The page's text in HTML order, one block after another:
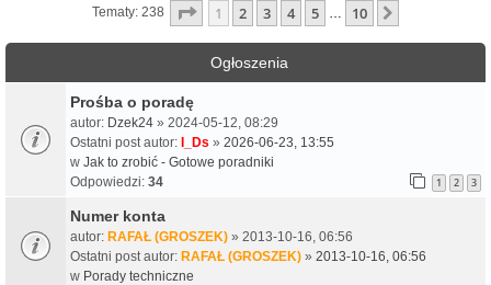
Tematy: 238 Strona z10
1 2 3 4 5 … 10
Ogłoszenia
Prośba o poradę
autor: Dzek24 » 2024-05-12, 08:29
Ostatni post autor: I_Ds » 2026-06-23, 13:55
w Jak to zrobić - Gotowe poradniki
Odpowiedzi: 34 1 2 3
Numer konta
autor: RAFAŁ (GROSZEK) » 2013-10-16, 06:56
Ostatni post autor: RAFAŁ (GROSZEK) » 2013-10-16, 06:56
w Porady techniczne